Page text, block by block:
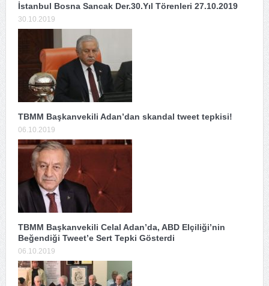
İstanbul Bosna Sancak Der.30.Yıl Törenleri 27.10.2019
30.10.2019
TBMM Başkanvekili Adan’dan skandal tweet tepkisi!
06.10.2019
TBMM Başkanvekili Celal Adan’da, ABD Elçiliği’nin
Beğendiği Tweet’e Sert Tepki Gösterdi
06.10.2019